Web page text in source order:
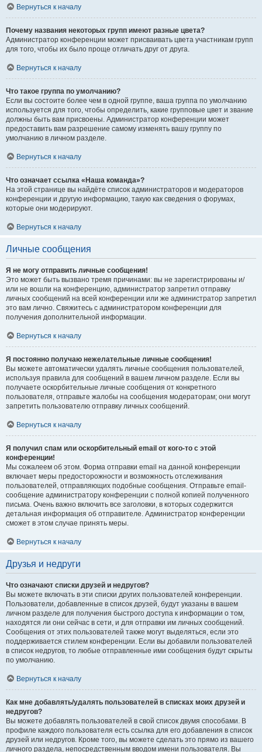
Вернуться к началу
Почему названия некоторых групп имеют разные цвета?
Администратор конференции может присваивать цвета участникам групп
для того, чтобы их было проще отличать друг от друга.
Вернуться к началу
Что такое группа по умолчанию?
Если вы состоите более чем в одной группе, ваша группа по умолчанию
используется для того, чтобы определить, какие групповые цвет и звание
должны быть вам присвоены. Администратор конференции может
предоставить вам разрешение самому изменять вашу группу по
умолчанию в личном разделе.
Вернуться к началу
Что означает ссылка «Наша команда»?
На этой странице вы найдёте список администраторов и модераторов
конференции и другую информацию, такую как сведения о форумах,
которые они модерируют.
Вернуться к началу
Личные сообщения
Я не могу отправить личные сообщения!
Это может быть вызвано тремя причинами: вы не зарегистрированы и/
или не вошли на конференцию, администратор запретил отправку
личных сообщений на всей конференции или же администратор запретил
это вам лично. Свяжитесь с администратором конференции для
получения дополнительной информации.
Вернуться к началу
Я постоянно получаю нежелательные личные сообщения!
Вы можете автоматически удалять личные сообщения пользователей,
используя правила для сообщений в вашем личном разделе. Если вы
получаете оскорбительные личные сообщения от конкретного
пользователя, отправьте жалобы на сообщения модераторам; они могут
запретить пользователю отправку личных сообщений.
Вернуться к началу
Я получил спам или оскорбительный email от кого-то с этой
конференции!
Мы сожалеем об этом. Форма отправки email на данной конференции
включает меры предосторожности и возможность отслеживания
пользователей, отправляющих подобные сообщения. Отправьте email-
сообщение администратору конференции с полной копией полученного
письма. Очень важно включить все заголовки, в которых содержится
детальная информация об отправителе. Администратор конференции
сможет в этом случае принять меры.
Вернуться к началу
Друзья и недруги
Что означают списки друзей и недругов?
Вы можете включать в эти списки других пользователей конференции.
Пользователи, добавленные в список друзей, будут указаны в вашем
личном разделе для получения быстрого доступа к информации о том,
находятся ли они сейчас в сети, и для отправки им личных сообщений.
Сообщения от этих пользователей также могут выделяться, если это
поддерживается стилем конференции. Если вы добавили пользователей
в список недругов, то любые отправленные ими сообщения будут скрыты
по умолчанию.
Вернуться к началу
Как мне добавлять/удалять пользователей в списках моих друзей и
недругов?
Вы можете добавлять пользователей в свой список двумя способами. В
профиле каждого пользователя есть ссылка для его добавления в список
друзей или недругов. Кроме того, вы можете сделать это прямо из вашего
личного раздела, непосредственным вводом имени пользователя. Вы